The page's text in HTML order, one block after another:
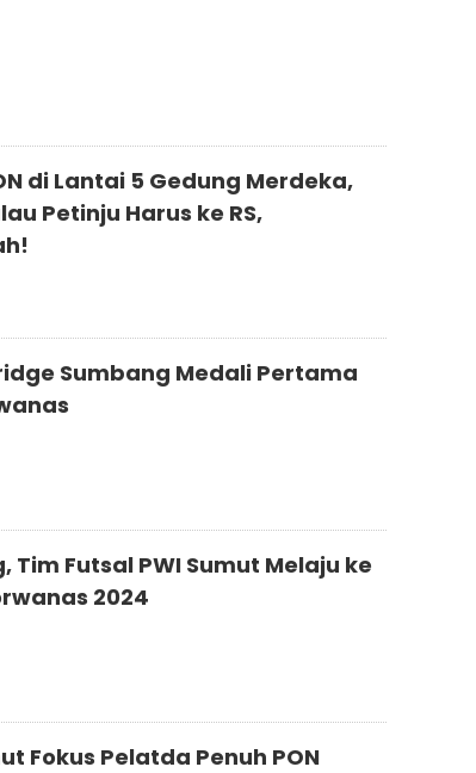
di Lantai 5 Gedung Merdeka,
Petinju Harus ke RS,
Sumbang Medali Pertama
Tim Futsal PWI Sumut Melaju ke
2024
Fokus Pelatda Penuh PON